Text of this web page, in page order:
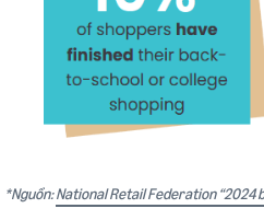
*Nguồn:National Retail Federation “2024